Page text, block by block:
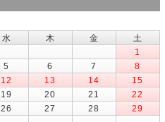
水 木 金
土
1
5 6 7
8
12 13 14
15
19 20 21
22
26 27 28
29